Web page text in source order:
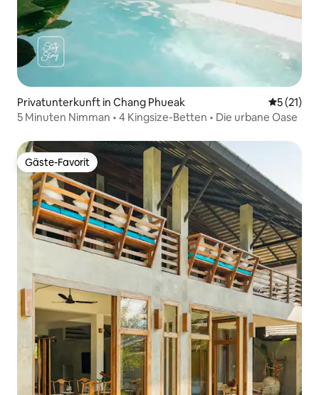
Privatunterkunft in Chang Phueak
5 (21)
5 Minuten Nimman • 4 Kingsize-Betten • Die urbane Oase
Gäste-Favorit
Gäste-Favorit